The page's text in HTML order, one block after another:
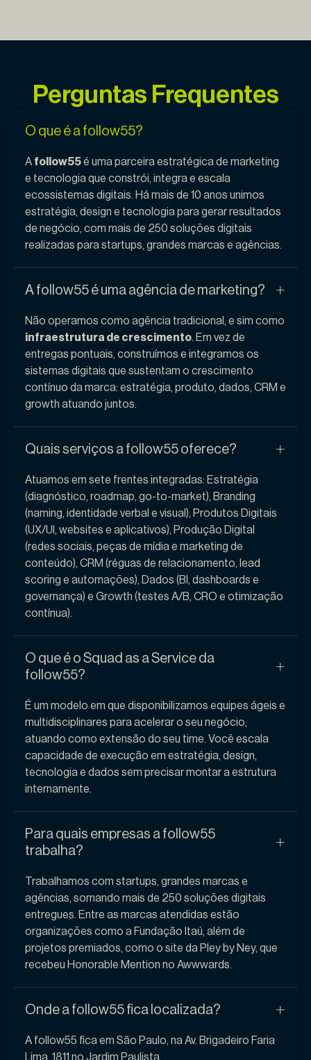
Perguntas Frequentes
O que é a follow55?
A follow55é uma parceira estratégica de marketing
e tecnologia que constrói, integra e escala
ecossistemas digitais. Há mais de 10 anos unimos
estratégia, design e tecnologia para gerar resultados
de negócio, com mais de 250 soluções digitais
realizadas para startups, grandes marcas e agências.
A follow55 é uma agência de marketing?
Não operamos como agência tradicional, e sim como
infraestrutura de crescimento. Em vez de
entregas pontuais, construímos e integramos os
sistemas digitais que sustentam o crescimento
contínuo da marca: estratégia, produto, dados, CRM e
growth atuando juntos.
Quais serviços a follow55 oferece?
Atuamos em sete frentes integradas: Estratégia
(diagnóstico, roadmap, go-to-market), Branding
(naming, identidade verbal e visual), Produtos Digitais
(UX/UI, websites e aplicativos), Produção Digital
(redes sociais, peças de mídia e marketing de
conteúdo), CRM (réguas de relacionamento, lead
scoring e automações), Dados (BI, dashboards e
governança) e Growth (testes A/B, CRO e otimização
contínua).
O que é o Squad as a Service da
follow55?
É um modelo em que disponibilizamos equipes ágeis e
multidisciplinares para acelerar o seu negócio,
atuando como extensão do seu time. Você escala
capacidade de execução em estratégia, design,
tecnologia e dados sem precisar montar a estrutura
internamente.
Para quais empresas a follow55
trabalha?
Trabalhamos com startups, grandes marcas e
agências, somando mais de 250 soluções digitais
entregues. Entre as marcas atendidas estão
organizações como a Fundação Itaú, além de
projetos premiados, como o site da Pley by Ney, que
recebeu Honorable Mention no Awwwards.
Onde a follow55 fica localizada?
A follow55 fica em São Paulo, na Av. Brigadeiro Faria
Lima, 1811 no Jardim Paulista.